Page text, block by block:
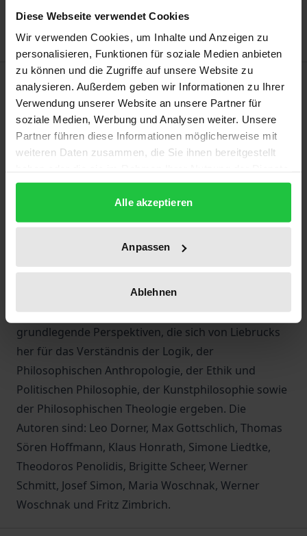
Diese Webseite verwendet Cookies
Wir verwenden Cookies, um Inhalte und Anzeigen zu
personalisieren, Funktionen für soziale Medien anbieten
zu können und die Zugriffe auf unsere Website zu
analysieren. Außerdem geben wir Informationen zu Ihrer
Verwendung unserer Website an unsere Partner für
soziale Medien, Werbung und Analysen weiter. Unsere
Partner führen diese Informationen möglicherweise mit
weiteren Daten zusammen, die Sie ihnen bereitgestellt
gesammelt haben.
Alle akzeptieren
Anpassen
Ablehnen
Delivery cost notice
Description
Bruno Liebrucks hat eine eigenständige, an Vico,
Herder, Hamann, Humboldt und Cassirer
anknüpfende Philosophie von der Sprache her“
entwickelt, welche Sprache als Medium der
Welterschließung begreift. Zu dieser gelangt er
Revolutionierungen im Denken des Denkens, die mit
den Namen Platon, Kant und Hegel verknüpft sind.
Die Beiträge des Bandes gehen diesen
„Revolutionen der Denkart“ nach und entfalten
grundlegende Perspektiven, die sich von Liebrucks
her für das Verständnis der Logik, der
Philosophischen Anthropologie, der Ethik und
Politischen Philosophie, der Kunstphilosophie sowie
der Philosophischen Theologie ergeben. Die
Autoren sind: Leo Dorner, Max Gottschlich, Thomas
Sören Hoffmann, Klaus Honrath, Simone Liedtke,
Theodoros Penolidis, Brigitte Scheer, Werner
Schmitt, Josef Simon, Maria Woschnak, Werner
Woschnak und Fritz Zimbrich.